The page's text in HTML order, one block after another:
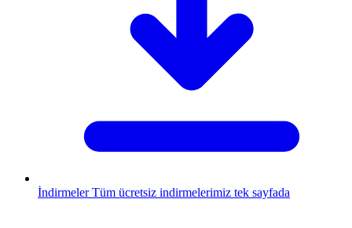
İndirmeler Tüm ücretsiz indirmelerimiz tek sayfada